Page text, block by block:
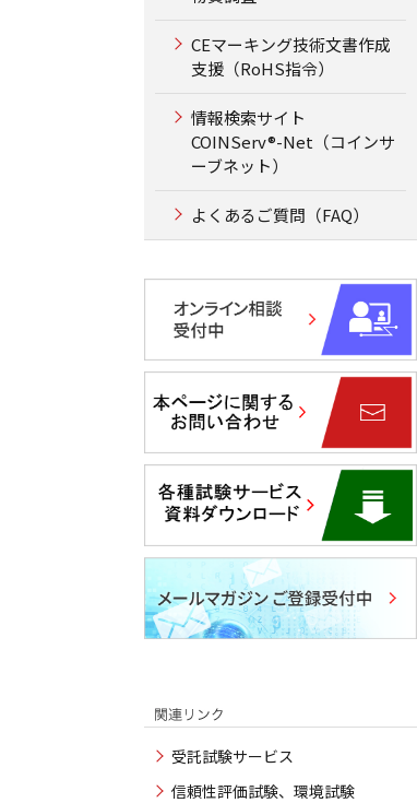
CEマーキング技術文書作成
支援（RoHS指令）
情報検索サイト
COINServ®-Net（コインサ
ーブネット）
よくあるご質問（FAQ）
受託試験サービス
信頼性評価試験、環境試験